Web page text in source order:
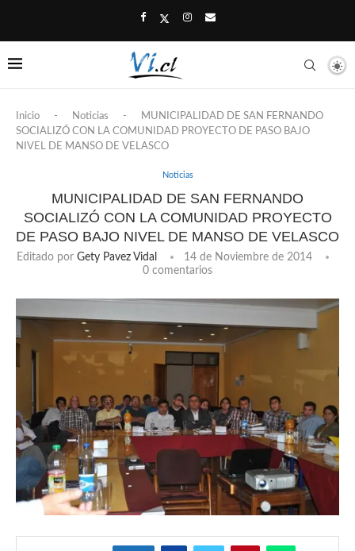
Inicio - Noticias -
MUNICIPALIDAD DE SAN FERNANDO
SOCIALIZÓ CON LA COMUNIDAD PROYECTO DE PASO BAJO
NIVEL DE MANSO DE VELASCO
Noticias
MUNICIPALIDAD DE SAN FERNANDO
SOCIALIZÓ CON LA COMUNIDAD PROYECTO
DE PASO BAJO NIVEL DE MANSO DE VELASCO
Editado por Gety Pavez Vidal
14 de Noviembre de 2014
0 comentarios